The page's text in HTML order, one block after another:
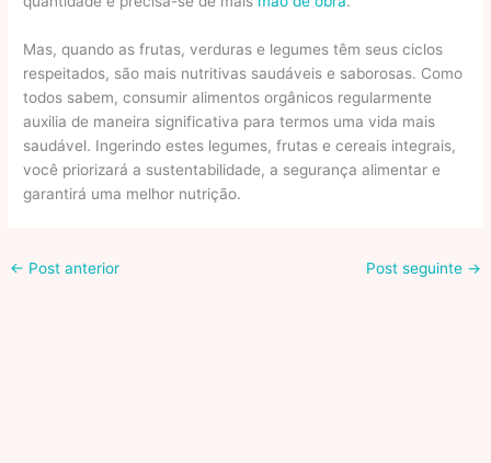
Mas, quando as frutas, verduras e legumes têm seus ciclos
respeitados, são mais nutritivas saudáveis e saborosas. Como
todos sabem, consumir alimentos orgânicos regularmente
auxilia de maneira significativa para termos uma vida mais
saudável. Ingerindo estes legumes, frutas e cereais integrais,
você priorizará a sustentabilidade, a segurança alimentar e
garantirá uma melhor nutrição.
← Post anterior Post seguinte →